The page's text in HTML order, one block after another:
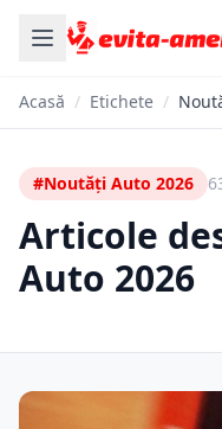
Acasă / Etichete /
#Noutăți Auto 2026
Articole
Auto 2026